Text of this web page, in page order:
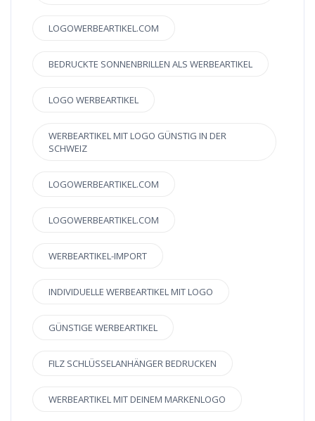
LOGOWERBEARTIKEL.COM
BEDRUCKTE SONNENBRILLEN ALS WERBEARTIKEL
LOGO WERBEARTIKEL
WERBEARTIKEL MIT LOGO GÜNSTIG IN DER
SCHWEIZ
LOGOWERBEARTIKEL.COM
LOGOWERBEARTIKEL.COM
WERBEARTIKEL-IMPORT
INDIVIDUELLE WERBEARTIKEL MIT LOGO
GÜNSTIGE WERBEARTIKEL
FILZ SCHLÜSSELANHÄNGER BEDRUCKEN
WERBEARTIKEL MIT DEINEM MARKENLOGO